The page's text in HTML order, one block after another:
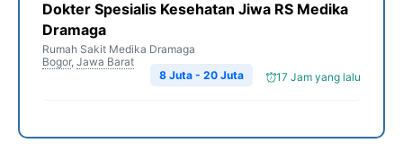
Dokter Spesialis Kesehatan Jiwa RS Medika
Dramaga
Rumah Sakit Medika Dramaga
Bogor, Jawa Barat
17 Jam yang lalu
8 Juta - 20 Juta